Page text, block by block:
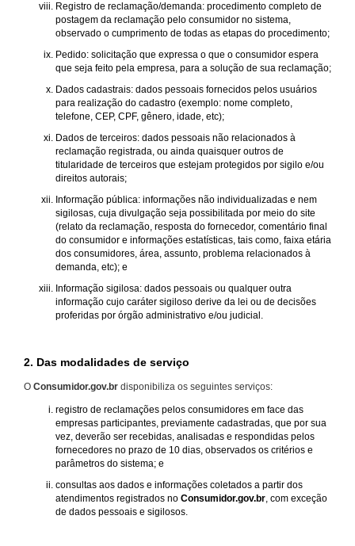
Registro de reclamação/demanda: procedimento completo de
postagem da reclamação pelo consumidor no sistema,
observado o cumprimento de todas as etapas do procedimento;
Pedido: solicitação que expressa o que o consumidor espera
que seja feito pela empresa, para a solução de sua reclamação;
Dados cadastrais: dados pessoais fornecidos pelos usuários
para realização do cadastro (exemplo: nome completo,
telefone, CEP, CPF, gênero, idade, etc);
Dados de terceiros: dados pessoais não relacionados à
reclamação registrada, ou ainda quaisquer outros de
titularidade de terceiros que estejam protegidos por sigilo e/ou
direitos autorais;
Informação pública: informações não individualizadas e nem
sigilosas, cuja divulgação seja possibilitada por meio do site
(relato da reclamação, resposta do fornecedor, comentário final
do consumidor e informações estatísticas, tais como, faixa etária
dos consumidores, área, assunto, problema relacionados à
demanda, etc); e
Informação sigilosa: dados pessoais ou qualquer outra
informação cujo caráter sigiloso derive da lei ou de decisões
proferidas por órgão administrativo e/ou judicial.
2. Das modalidades de serviço
O Consumidor.gov.br disponibiliza os seguintes serviços:
registro de reclamações pelos consumidores em face das
empresas participantes, previamente cadastradas, que por sua
vez, deverão ser recebidas, analisadas e respondidas pelos
fornecedores no prazo de 10 dias, observados os critérios e
parâmetros do sistema; e
consultas aos dados e informações coletados a partir dos
atendimentos registrados no Consumidor.gov.br , com exceção
de dados pessoais e sigilosos.